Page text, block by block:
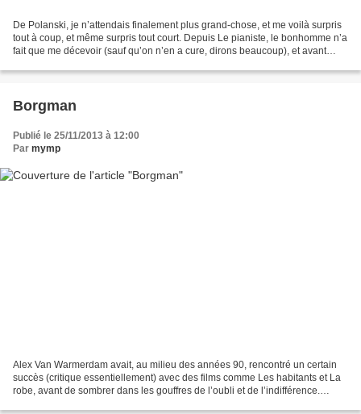
De Polanski, je n’attendais finalement plus grand-chose, et me voilà surpris
tout à coup, et même surpris tout court. Depuis Le pianiste, le bonhomme n’a
fait que me décevoir (sauf qu’on n’en a cure, dirons beaucoup), et avant
Borgman
Publié le 25/11/2013 à 12:00
Par mymp
Alex Van Warmerdam avait, au milieu des années 90, rencontré un certain
succès (critique essentiellement) avec des films comme Les habitants et La
robe, avant de sombrer dans les gouffres de l’oubli et de l’indifférence.